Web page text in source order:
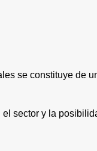
se constituye de
sector y la